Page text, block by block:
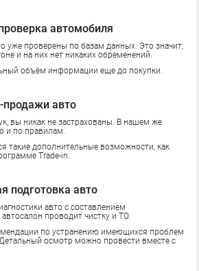
автомобиля
уже проверены по базам данных. Это значит,
и на них нет никаких обременений.
объём информации еще до покупки.
продажи авто
вы никак не застрахованы. В нашем же
и по правилам.
такие дополнительные возможности, как
Trade-in.
подготовка авто
авто с составлением
проводит чистку и ТО.
по устранению имеющихся проблем
осмотр можно провести вместе с